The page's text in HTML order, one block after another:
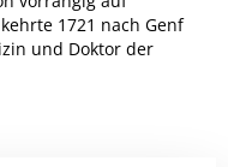
1721 nach Genf
und Doktor der